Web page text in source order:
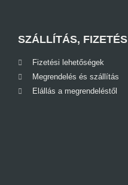
SZÁLLÍTÁS, FIZETÉS
Fizetési lehetőségek
Megrendelés és szállítás
Elállás a megrendeléstől